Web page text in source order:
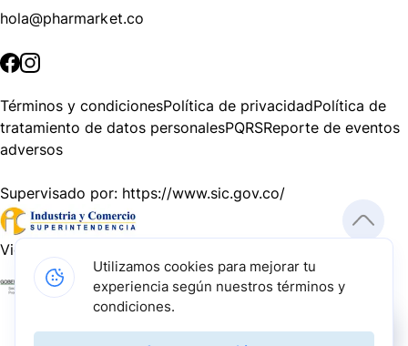
hola@pharmarket.co
Términos y condicionesPolítica de privacidadPolítica de
tratamiento de datos personalesPQRSReporte de eventos
adversos
Supervisado por: https://www.sic.gov.co/
Vigilado por:
Gracias a nuestros impulsadores, podemos presentarte la
solución tecnológica más avanzada para resolver los
Utilizamos cookies para mejorar tu
experiencia según nuestros términos y
condiciones.